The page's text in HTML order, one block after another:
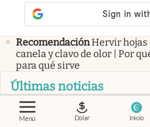
Menú Dolar Inicio
Te sorprenderá
Pablo,
salario son unos 6.200€ y
hasta las 16:00”
RecomendaciónHervir hojas
canela y clavo de olor | Por
para qué sirve
Últimas noticias
Mercado cambiario
Dólar
en los bancos de la City este